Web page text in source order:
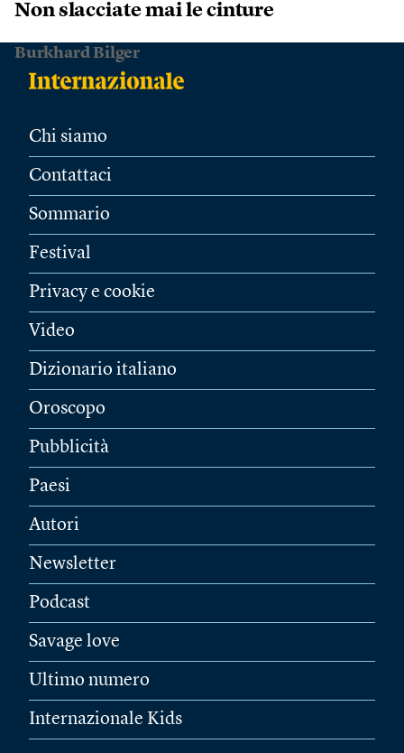
Non slacciate mai le cinture
Burkhard Bilger
Chi siamo
Contattaci
Sommario
Festival
Privacy e cookie
Video
Dizionario italiano
Oroscopo
Pubblicità
Paesi
Autori
Newsletter
Podcast
Savage love
Ultimo numero
Internazionale Kids